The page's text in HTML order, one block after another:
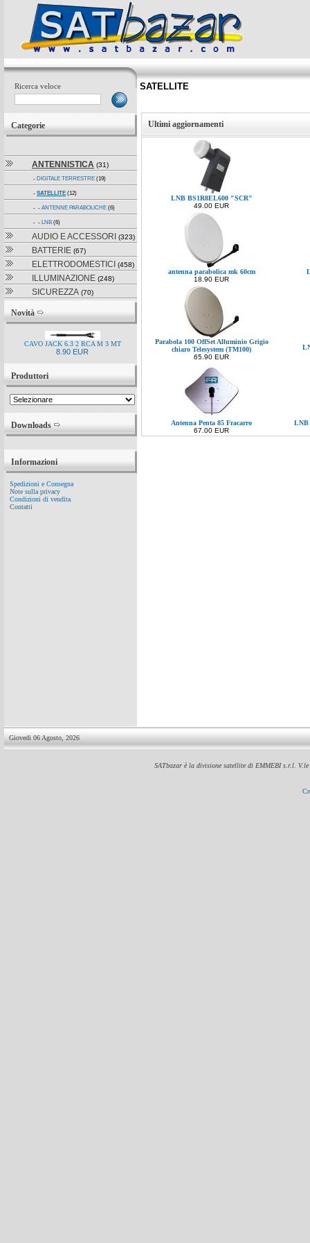
Ricerca veloce
Categorie
ANTENNISTICA (31)
- DIGITALE TERRESTRE (19)
- SATELLITE (12)
- - ANTENNE PARABOLICHE (6)
- - LNB (6)
AUDIO E ACCESSORI (323)
BATTERIE (67)
ELETTRODOMESTICI (458)
ILLUMINAZIONE (248)
SICUREZZA (70)
Novità
CAVO JACK 6.3 2 RCA M 3 MT
8.90 EUR
Produttori
Downloads
Informazioni
Spedizioni e Consegna
Note sulla privacy
Condizioni di vendita
Contatti
SATELLITE
Ultimi aggiornamenti
LNB BS1R8EL600 "SCR"
49.00 EUR
antenna parabolica mk 60cm
18.90 EUR
Parabola 100 OffSet Alluminio Grigio
chiaro Telesystem (TM100)
65.90 EUR
Antenna Penta 85 Fracarro
67.00 EUR
LNB
Giovedi 06 Agosto, 2026
SATbazar è la divisione satellite di EMMEBI s.r.l.